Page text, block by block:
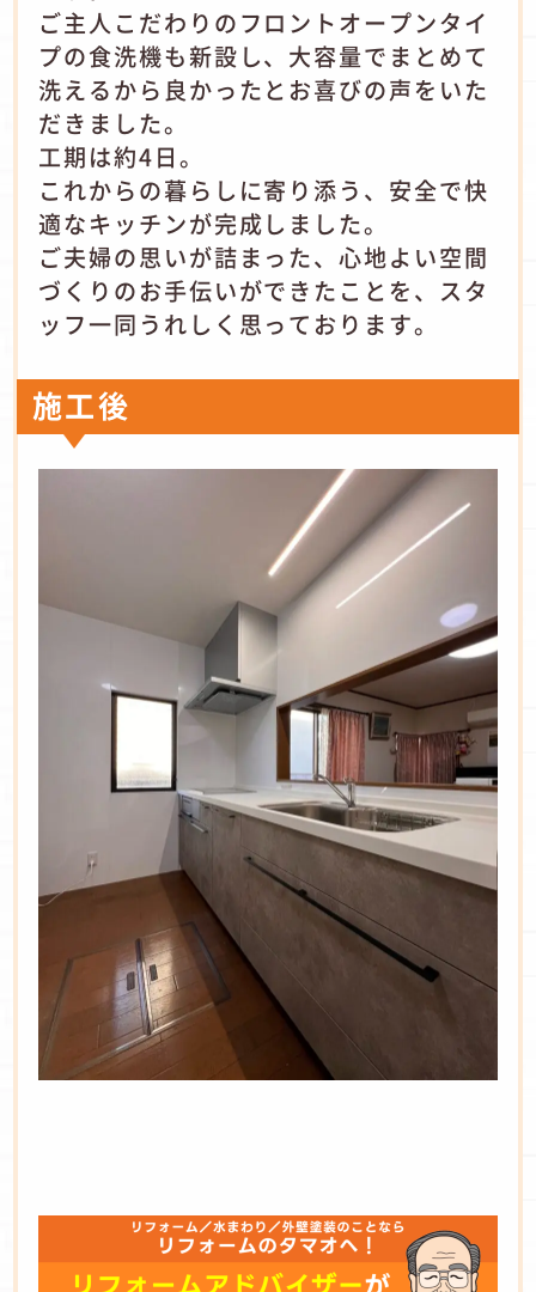
ご主人こだわりのフロントオープンタイ
プの食洗機も新設し、大容量でまとめて
洗えるから良かったとお喜びの声をいた
だきました。
工期は約4日。
これからの暮らしに寄り添う、安全で快
適なキッチンが完成しました。
ご夫婦の思いが詰まった、心地よい空間
づくりのお手伝いができたことを、スタ
ッフ一同うれしく思っております。
施工後